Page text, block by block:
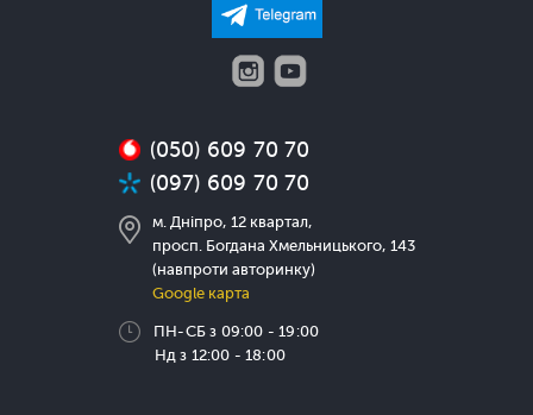
(050) 609 70 70
(097) 609 70 70
м. Дніпро, 12 квартал,
просп. Богдана Хмельницького, 143
(навпроти авторинку)
Google карта
ПН-СБ з 09:00 - 19:00
Нд з 12:00 - 18:00